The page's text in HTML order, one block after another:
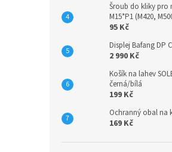
Šroub do kliky pro
M15*P1 (M420,
95 Kč
Displej Bafang DP
2 990 Kč
Košík na lahev
černá/bílá
199 Kč
Ochranný obal na
169 Kč